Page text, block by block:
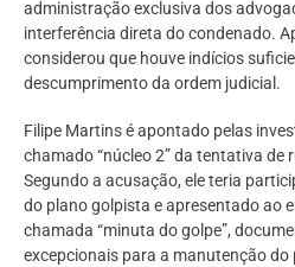
administração exclusiva dos
interferência direta do condenado.
considerou que houve indícios
descumprimento da ordem judicial.
Filipe Martins é apontado pelas
chamado “núcleo 2” da tentativa
Segundo a acusação, ele teria
do plano golpista e apresentado ao
chamada “minuta do golpe”,
excepcionais para a manutenção do